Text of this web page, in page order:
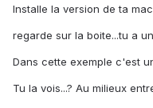
Installe la version de ta
regarde sur la boite...tu a
Dans cette exemple c'est
Tu la vois...? Au milieux